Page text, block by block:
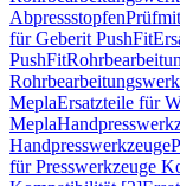
Abpressstopfen
für Geberit PushFit
PushFit
MeplaErsatzteile für
Mepla
Handpresswerkzeuge
für Presswerkzeuge